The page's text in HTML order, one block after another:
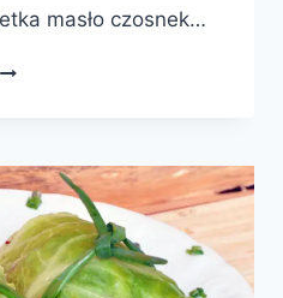
masło czosnek…
KREM